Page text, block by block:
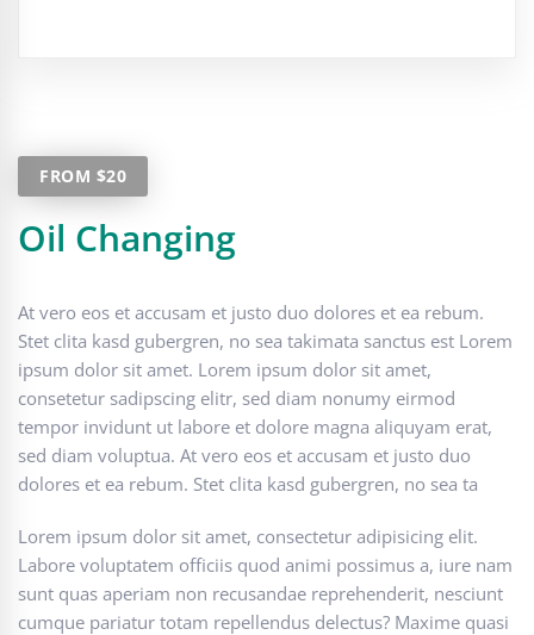
FROM $20
Oil Changing
At vero eos et accusam et justo duo dolores et ea rebum.
Stet clita kasd gubergren, no sea takimata sanctus est Lorem
ipsum dolor sit amet. Lorem ipsum dolor sit amet,
consetetur sadipscing elitr, sed diam nonumy eirmod
tempor invidunt ut labore et dolore magna aliquyam erat,
sed diam voluptua. At vero eos et accusam et justo duo
dolores et ea rebum. Stet clita kasd gubergren, no sea ta
Lorem ipsum dolor sit amet, consectetur adipisicing elit.
Labore voluptatem officiis quod animi possimus a, iure nam
sunt quas aperiam non recusandae reprehenderit, nesciunt
cumque pariatur totam repellendus delectus? Maxime quasi